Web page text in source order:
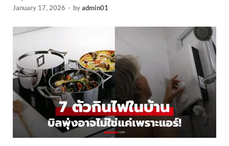
January 17, 2026 - byadmin01